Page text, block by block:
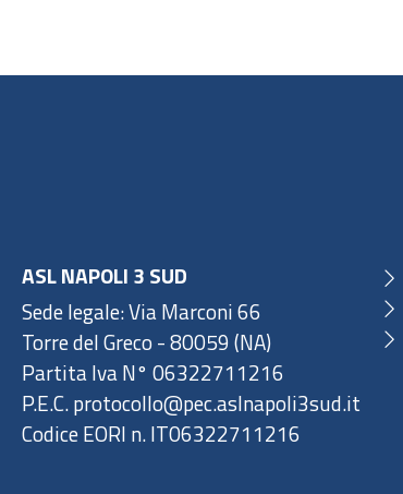
ASL NAPOLI 3 SUD
Sede legale: Via Marconi 66
Torre del Greco - 80059 (NA)
Partita Iva N° 06322711216
P.E.C. protocollo@pec.aslnapoli3sud.it
Codice EORI n. IT06322711216